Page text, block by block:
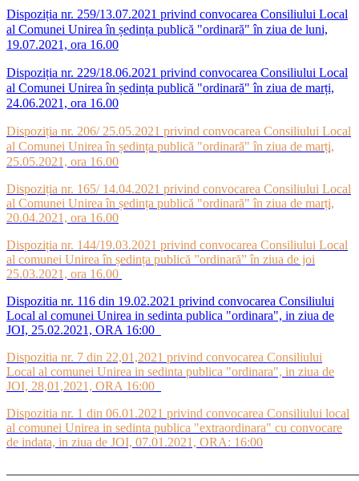
Dispoziția nr. 259/13.07.2021 privind convocarea Consiliului Local
al Comunei Unirea în ședința publică "ordinară" în ziua de luni,
19.07.2021, ora 16.00
Dispoziția nr. 229/18.06.2021 privind convocarea Consiliului Local
al Comunei Unirea în ședința publică "ordinară" în ziua de marți,
24.06.2021, ora 16.00
Dispoziția nr. 206/ 25.05.2021 privind convocarea Consiliului Local
al Comunei Unirea în ședința publică "ordinară" în ziua de marți,
25.05.2021, ora 16.00
Dispoziția nr. 165/ 14.04.2021 privind convocarea Consiliului Local
al Comunei Unirea în ședința publică "ordinară" în ziua de marți,
20.04.2021, ora 16.00
Dispoziția nr. 144/19.03.2021 privind convocarea Consiliului Local
al comunei Unirea în ședința publică ”ordinară” în ziua de joi
25.03.2021, ora 16.00
Dispozitia nr. 116 din 19.02.2021 privind convocarea Consiliului
Local al comunei Unirea in sedinta publica "ordinara", in ziua de
JOI, 25.02.2021, ORA 16:00
Dispozitia nr. 7 din 22,01,2021 privind convocarea Consiliului
Local al comunei Unirea in sedinta publica "ordinara", in ziua de
JOI, 28,01,2021, ORA 16:00
Dispozitia nr. 1 din 06.01.2021 privind convocarea Consiliului local
al comunei Unirea in sedinta publica "extraordinara" cu convocare
de indata, in ziua de JOI, 07.01.2021, ORA: 16:00